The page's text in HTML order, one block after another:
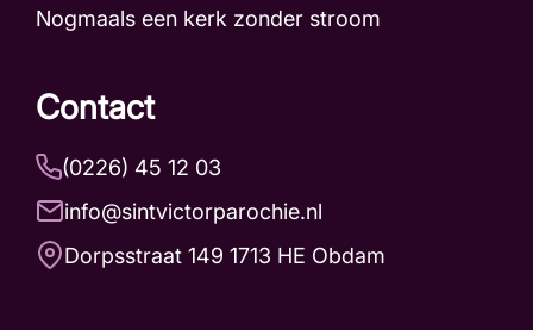
Nogmaals een kerk zonder stroom
Contact
(0226) 45 12 03
info@sintvictorparochie.nl
Dorpsstraat 149 1713 HE Obdam